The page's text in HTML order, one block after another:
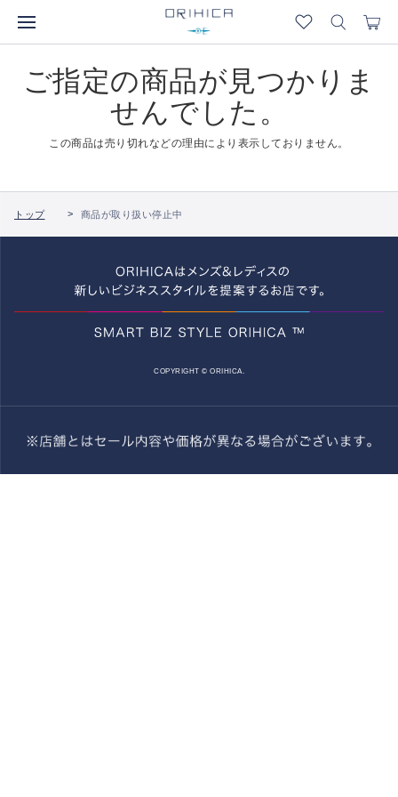
ご指定の商品が見つかりま
せんでした。
この商品は売り切れなどの理由により表示しておりません。
トップ 商品が取り扱い停止中
COPYRIGHT © ORIHICA.